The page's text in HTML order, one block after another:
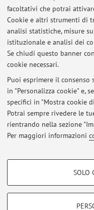
facoltativi che potrai
Cookie e altri strumenti di
analisi statistiche, misure
istituzionale e analisi dei
Se chiudi questo banner
cookie necessari.
Puoi esprimere il
in "Personalizza cookie" e,
specifici in "Mostra cookie
Potrai sempre rivedere le
rientrando nella sezione
Per maggiori informazioni
COOKIE DI
SOLO
Risorse in rete
ORCID
Al momento
Area riservata
Accedi tramiteloginper